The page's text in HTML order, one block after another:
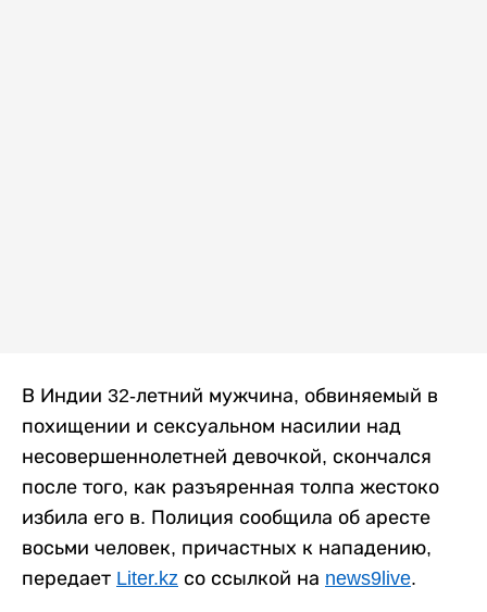
В Индии 32-летний мужчина, обвиняемый в
похищении и сексуальном насилии над
несовершеннолетней девочкой, скончался
после того, как разъяренная толпа жестоко
избила его в. Полиция сообщила об аресте
восьми человек, причастных к нападению,
передает Liter.kz со ссылкой на news9live.